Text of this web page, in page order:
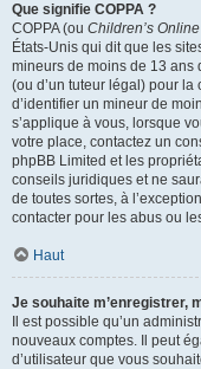
Que signifie COPPA ?
COPPA (ou Children’s
États-Unis qui dit que les
mineurs de moins de 13 ans
(ou d’un tuteur légal) pour
d’identifier un mineur de
s’applique à vous, lorsque
votre place, contactez un
phpBB Limited et les
conseils juridiques et ne
de toutes sortes, à
contacter pour les abus ou
Haut
Je souhaite m’enregistrer,
Il est possible qu’un
nouveaux comptes. Il peut
d’utilisateur que vous